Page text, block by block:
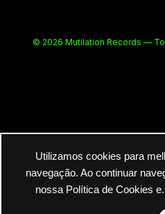
Utilizamos cookies para
navegação. Ao continuar
nossa Política de Cookies e.
© 2026 Mutilation Records —